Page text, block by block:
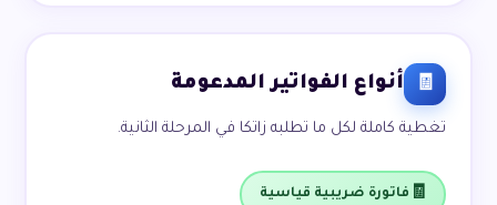
🧾 أنواع الفواتير المدعومة
تغطية كاملة لكل ما تطلبه زاتكا في المرحلة الثانية.
🧾 فاتورة ضريبية قياسية